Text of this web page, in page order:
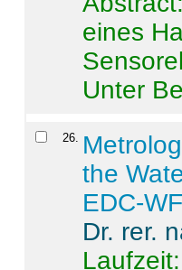
eines
Unter
26.
the
EDC-
Dr. rer.